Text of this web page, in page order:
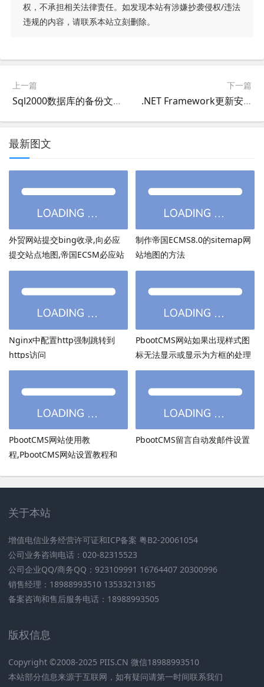
权，不承担相关法律责任。如发现本站有涉嫌抄袭侵权/违法
违规的内容，请联系本站立刻删除。
上一篇
Sql2000数据库的备份文件恢复到Sql2005的方法
下一篇
.NET Framework更新安装错误“0x80070643”或“0x643”错误为0x80070643
最新图文
外贸网站提交bing收录,向必应
提交站点地图,帝国ECSM必应站
点图sitemap提交
制作帝国ECMS8.0的sitemap网
站地图的方法
Nginx中配置http强制跳转到
https访问
PbootCMS网站如果出现样式图
标无法显示或显示为方框的处理
方法
PbootCMS网站使用教
程,PbootCMS网站设置教程和
PbootCMS留言自动发邮件设置
关于本站
增值电信业务经营许可证和ICP备案 粤B2-20061054
公司业务咨询电话：020-82315523
公司企业QQ/商务QQ：923109991 16764407 20300996
销售经理：18988993510 13533213185
备案咨询和售后服务电话：18988993505
版权信息
Copyright ©2008-2025 PIIS.CN 微信18988993510
本站部分信息来源于互联网，如有疑问请第一时间联系我们